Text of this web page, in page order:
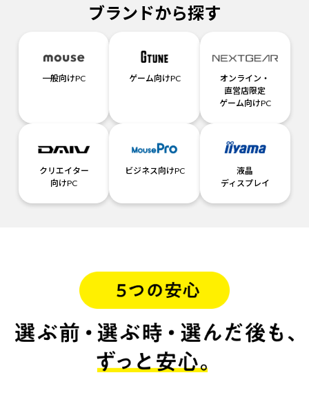
ブランドから探す
一般向けPC ゲーム向けPC
オンライン・
直営店限定
ゲーム向けPC
クリエイター
向けPC
ビジネス向けPC
液晶
ディスプレイ